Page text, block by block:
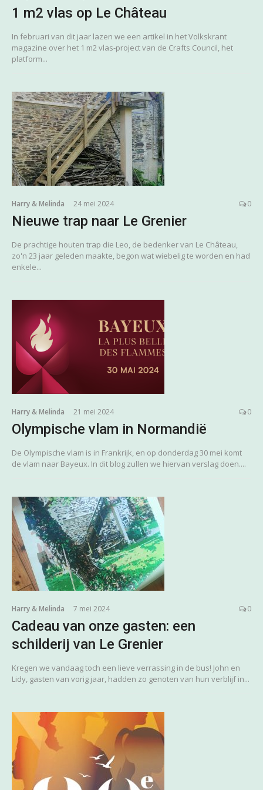
1 m2 vlas op Le Château
In februari van dit jaar lazen we een artikel in het Volkskrant
magazine over het 1 m2 vlas-project van de Crafts Council, het
platform...
Harry & Melinda 24 mei 2024 0
Nieuwe trap naar Le Grenier
De prachtige houten trap die Leo, de bedenker van Le Château,
zo'n 23 jaar geleden maakte, begon wat wiebelig te worden en had
enkele...
Harry & Melinda 21 mei 2024 0
Olympische vlam in Normandië
De Olympische vlam is in Frankrijk, en op donderdag 30 mei komt
de vlam naar Bayeux. In dit blog zullen we hiervan verslag doen....
Harry & Melinda 7 mei 2024 0
Cadeau van onze gasten: een
schilderij van Le Grenier
Kregen we vandaag toch een lieve verrassing in de bus! John en
Lidy, gasten van vorig jaar, hadden zo genoten van hun verblijf in...